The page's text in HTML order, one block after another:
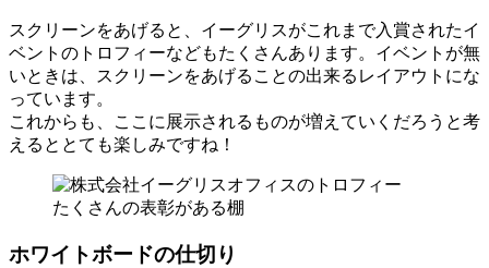
スクリーンをあげると、イーグリスがこれまで入賞されたイ
ベントのトロフィーなどもたくさんあります。イベントが無
いときは、スクリーンをあげることの出来るレイアウトにな
っています。
これからも、ここに展示されるものが増えていくだろうと考
えるととても楽しみですね！
たくさんの表彰がある棚
ホワイトボードの仕切り